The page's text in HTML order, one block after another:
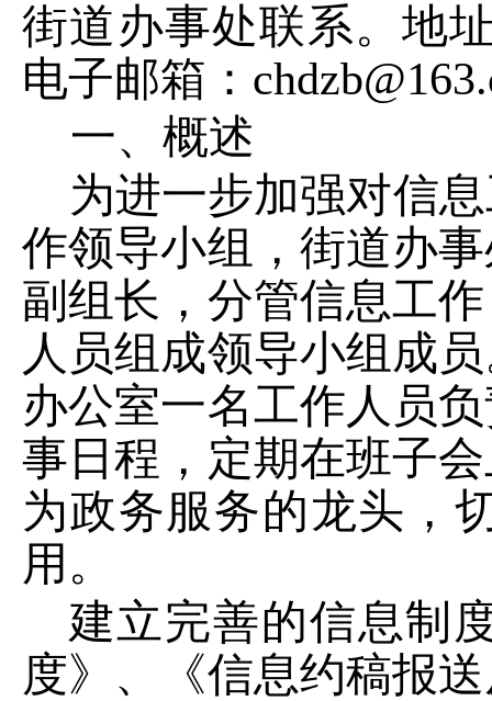
街道办事处联系。地
电子邮箱：
一、概述
为进一步加强对信
作领导小组，街道办
副组长，分管信息工
人员组成领导小组成
办公室一名工作人员
事日程，定期在班子
为政务服务的龙头，
用。
建立完善的信息制
度》、《信息约稿报